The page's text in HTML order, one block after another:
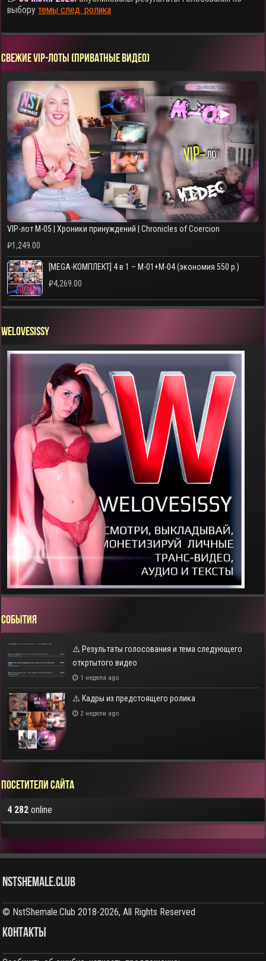
выборутемы след. ролика
СВЕЖИЕ VIP-ЛОТЫ (ПРИВАТНЫЕ ВИДЕО)
▶
VIP-лот M-05 | Хроники принуждений | Chronicles of Coercion
₽1,249.00
[MEGA-КОМПЛЕКТ] 4 в 1 – M-01+M-04 (экономия 550 р.)
₽4,269.00
WELOVESISSY
СОБЫТИЯ
⚠️ Результаты голосования и тема следующего
откртытого видео
1 неделя ago
⚠️ Кадры из предстоящего ролика
2 недели ago
Посетители сайта
4 282 online
NstShemale.Club
© NstShemale.Club 2018-2026, All Rights Reserved
КОНТАКТЫ